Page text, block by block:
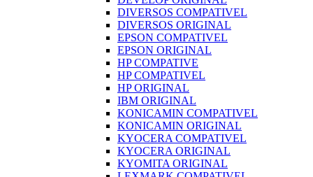
DIVERSOS COMPATIVEL
DIVERSOS ORIGINAL
EPSON COMPATIVEL
EPSON ORIGINAL
HP COMPATIVE
HP COMPATIVEL
HP ORIGINAL
IBM ORIGINAL
KONICAMIN COMPATIVEL
KONICAMIN ORIGINAL
KYOCERA COMPATIVEL
KYOCERA ORIGINAL
KYOMITA ORIGINAL